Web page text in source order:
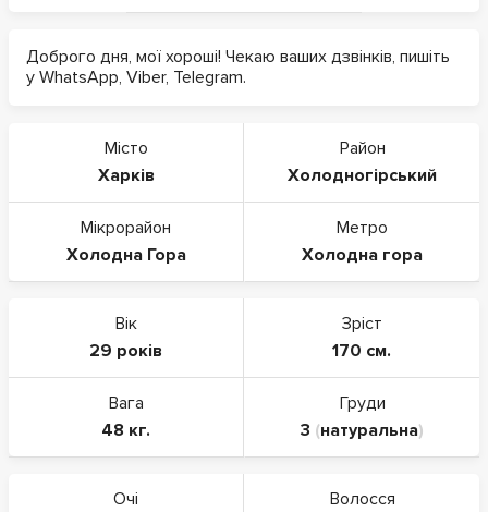
Доброго дня, мої хороші! Чекаю ваших дзвінків, пишіть
у WhatsApp, Viber, Telegram.
Місто
Харків
Район
Холодногірський
Мікрорайон
Холодна Гора
Метро
Холодна гора
Вік
29 років
Зріст
170 см.
Вага
48 кг.
Груди
3 (натуральна)
Очі
Волосся